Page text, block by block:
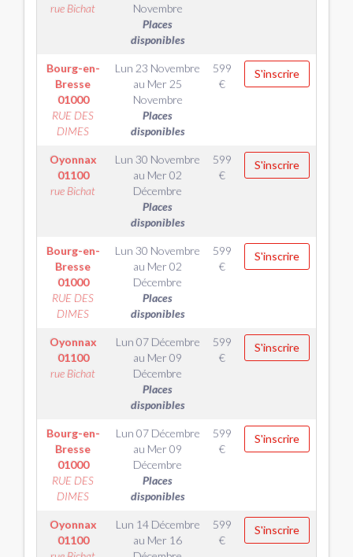
rue Bichat
Novembre
Places
disponibles
Bourg-en-
Bresse
01000
RUE DES
DIMES
Lun 23 Novembre
au Mer 25
Novembre
Places
disponibles
599
€
S'inscrire
Oyonnax
01100
rue Bichat
Lun 30 Novembre
au Mer 02
Décembre
Places
disponibles
599
€
S'inscrire
Bourg-en-
Bresse
01000
RUE DES
DIMES
Lun 30 Novembre
au Mer 02
Décembre
Places
disponibles
599
€
S'inscrire
Oyonnax
01100
rue Bichat
Lun 07 Décembre
au Mer 09
Décembre
Places
disponibles
599
€
S'inscrire
Bourg-en-
Bresse
01000
RUE DES
DIMES
Lun 07 Décembre
au Mer 09
Décembre
Places
disponibles
599
€
S'inscrire
Oyonnax
01100
Lun 14 Décembre
au Mer 16
599
€
S'inscrire